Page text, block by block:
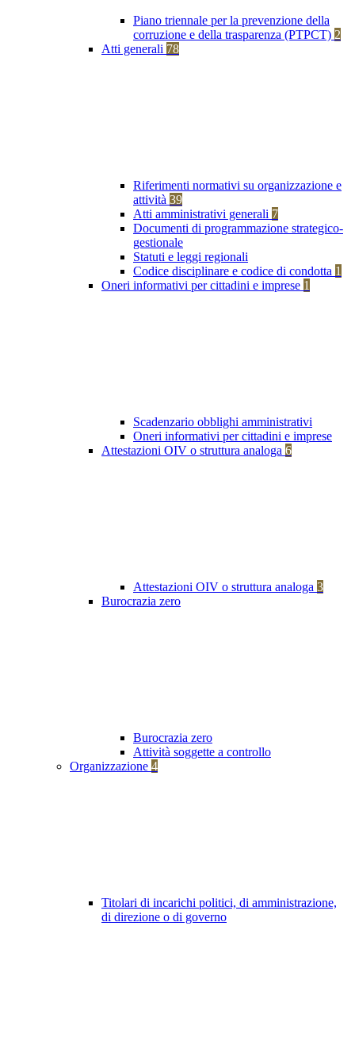
Piano triennale per la prevenzione della
corruzione e della trasparenza (PTPCT) 2
Atti generali 78
Riferimenti normativi su organizzazione e
attività 39
Atti amministrativi generali 7
Documenti di programmazione strategico-
gestionale
Statuti e leggi regionali
Codice disciplinare e codice di condotta 1
Oneri informativi per cittadini e imprese 1
Scadenzario obblighi amministrativi
Oneri informativi per cittadini e imprese
Attestazioni OIV o struttura analoga 6
Attestazioni OIV o struttura analoga 3
Burocrazia zero
Burocrazia zero
Attività soggette a controllo
Organizzazione 4
Titolari di incarichi politici, di amministrazione,
di direzione o di governo